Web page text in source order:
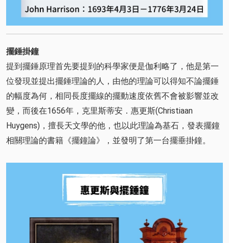
擺錘掛鐘
提到擺錘原理首先要提到的科學家便是伽利略了，他是第一
位發現並提出擺錘理論的人，由他的理論可以得知不論擺錘
的幅度為何，相同長度擺線的擺動速度依舊不會被影響並改
變，而後在1656年，克里斯蒂安．惠更斯(Christiaan
Huygens)，擅長天文學的他，也以此理論為基石，發表擺鐘
相關理論的書籍《擺鐘論》，並發明了第一台擺垂掛鐘。